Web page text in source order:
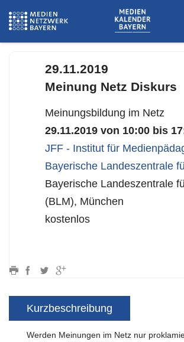
https://www.jff.de/veranstaltungen/aktuelle-
29.11.2019
Meinung Netz Diskurs
Meinungsbildung im Netz
29.11.2019 von 10:00 bis
JFF - Institut für
Bayerische Landeszentrale
Bayerische Landeszentrale
(BLM), München
kostenlos
Kurzbeschreibung
Werden Meinungen im Netz nur